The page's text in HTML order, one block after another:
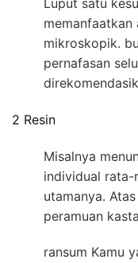
memanfaatkan
mikroskopik.
pernafasan
2 Resin
Misalnya
individual rata-
utamanya.
peramuan
ransum Kamu